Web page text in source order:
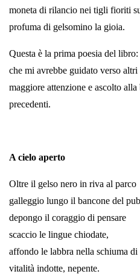
moneta di rilancio nei tigli fioriti
profuma di gelsomino la gioia.
Questa è la prima poesia del
che mi avrebbe guidato verso
maggiore attenzione e ascolto
precedenti.
A cielo aperto
Oltre il gelso nero in riva al parco
galleggio lungo il bancone del
depongo il coraggio di pensare
scaccio le lingue chiodate,
affondo le labbra nella schiuma di
vitalità indotte, nepente.